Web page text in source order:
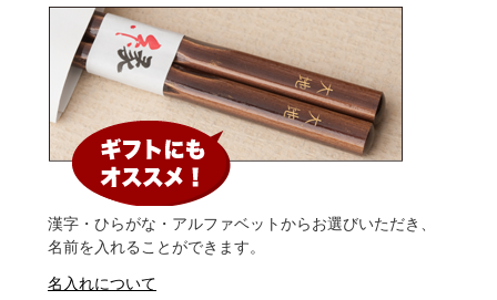
漢字・ひらがな・アルファベットからお選びいただき、
名前を入れることができます。
名入れについて